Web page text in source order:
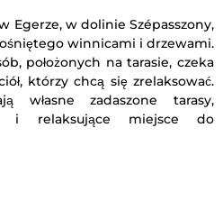
Egerze, w dolinie Szépasszony,
winnicami i drzewami.
położonych na tarasie, czeka
którzy chcą się zrelaksować.
własne zadaszone tarasy,
i relaksujące miejsce do